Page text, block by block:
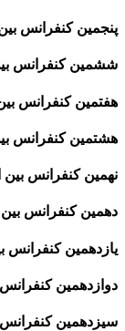
پنجمین کنفرانس
ششمین کنفرانس بین
هفتمین کنفرانس
هشتمین کنفرانس
نهمین کنفرانس بین
دهمین کنفرانس بین
یازدهمین کنفرانس
دوازدهمین کنفرانس
سیزدهمین کنفرانس